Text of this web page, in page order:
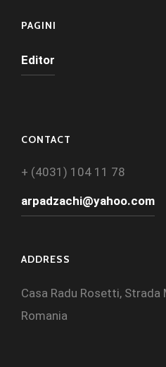
PAGINI
Editor
CONTACT
+ (4031) 104 11 78
arpadzachi@yahoo.com
ADDRESS
Casa Radu Rosetti, Strada
Romania